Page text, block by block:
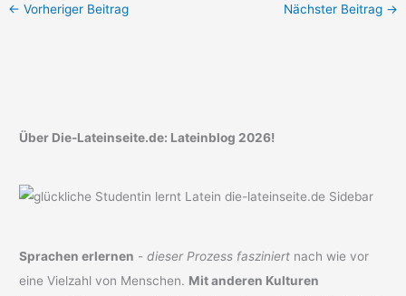
← Vorheriger Beitrag Nächster Beitrag →
Über Die-Lateinseite.de: Lateinblog 2026!
Sprachen erlernen -dieser Prozess fasziniert nach wie vor
eine Vielzahl von Menschen. Mit anderen Kulturen